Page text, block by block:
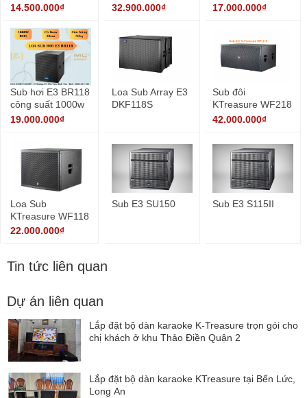
14.500.000₫
32.900.000₫
17.000.000₫
Sub hơi E3 BR118
công suất 1000w
19.000.000₫
Loa Sub Array E3
DKF118S
Sub đôi
KTreasure WF218
uy lực lớn 2400w
42.000.000₫
Loa Sub
KTreasure WF118
công suất 1200w
22.000.000₫
Sub E3 SU150 Sub E3 S115II
Tin tức liên quan
Dự án liên quan
Lắp đặt bộ dàn karaoke K-Treasure trọn gói cho
chị khách ở khu Thảo Điền Quận 2
Lắp đặt bộ dàn karaoke KTreasure tại Bến Lức,
Long An